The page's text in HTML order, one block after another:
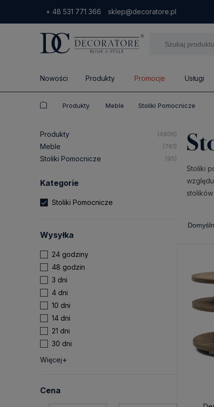
+ 48 531 771 366 sklep@decoratore.pl
Nowości Produkty Promocje Usługi
Produkty Meble Stoliki Pomocnicze
Produkty (4806)
Meble (761)
Stoliki Pomocnicze (95)
Kategorie
Stoliki Pomocnicze
Wysyłka
24 godziny
48 godzin
3 dni
4 dni
10 dni
14 dni
21 dni
30 dni
Więcej
Cena
Stoliki